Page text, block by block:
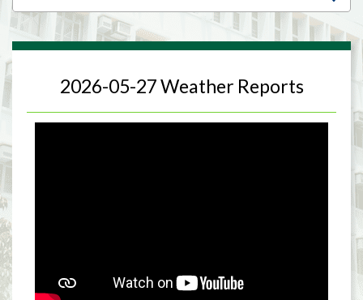
2026-05-27 Weather Reports